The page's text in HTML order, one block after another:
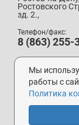
Ростовского
зд. 2.,
Телефон/факс:
8 (863) 255-
Телефон
8 (800)
8 (863) 272-
Мы
работы с
Политика